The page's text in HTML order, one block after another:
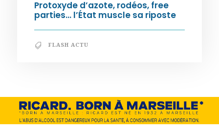
Protoxyde d’azote, rodéos, free
parties… l’État muscle sa riposte
FLASH ACTU